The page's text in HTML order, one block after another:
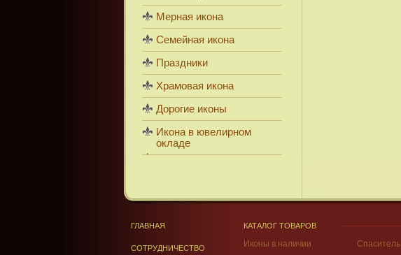
Мерная икона
Семейная икона
Праздники
Храмовая икона
Дорогие иконы
Икона в ювелирном
окладе
ГЛАВНАЯ
СОТРУДНИЧЕСТВО
КАТАЛОГ ТОВАРОВ
Иконы в наличии Спаситель